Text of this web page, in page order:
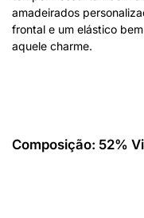
amadeirados
frontal e um elástico
aquele charme.
Composição: 52%